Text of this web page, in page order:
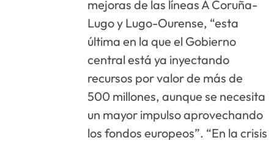
mejoras de las líneas A Coruña-
Lugo y Lugo-Ourense, “esta
última en la que el Gobierno
central está ya inyectando
recursos por valor de más de
500 millones, aunque se necesita
un mayor impulso aprovechando
los fondos europeos”. “En la crisis